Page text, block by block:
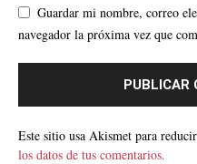
Guardar mi nombre, correo
navegador la próxima vez que
Este sitio usa Akismet para
los datos de tus comentarios.